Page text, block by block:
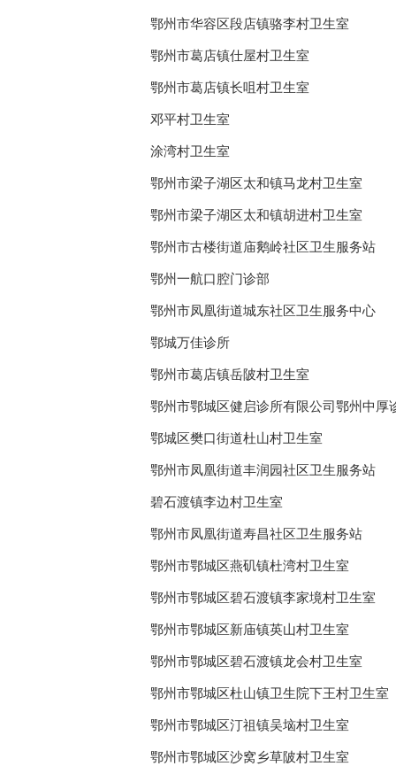
鄂州市华容区段店镇骆李村卫生室
鄂州市葛店镇仕屋村卫生室
鄂州市葛店镇长咀村卫生室
邓平村卫生室
涂湾村卫生室
鄂州市梁子湖区太和镇马龙村卫生室
鄂州市梁子湖区太和镇胡进村卫生室
鄂州市古楼街道庙鹅岭社区卫生服务站
鄂州一航口腔门诊部
鄂州市凤凰街道城东社区卫生服务中心
鄂城万佳诊所
鄂州市葛店镇岳陂村卫生室
鄂州市鄂城区健启诊所有限公司鄂州中厚
鄂城区樊口街道杜山村卫生室
鄂州市凤凰街道丰润园社区卫生服务站
碧石渡镇李边村卫生室
鄂州市凤凰街道寿昌社区卫生服务站
鄂州市鄂城区燕矶镇杜湾村卫生室
鄂州市鄂城区碧石渡镇李家境村卫生室
鄂州市鄂城区新庙镇英山村卫生室
鄂州市鄂城区碧石渡镇龙会村卫生室
鄂州市鄂城区杜山镇卫生院下王村卫生室
鄂州市鄂城区汀祖镇吴垴村卫生室
鄂州市鄂城区沙窝乡草陂村卫生室